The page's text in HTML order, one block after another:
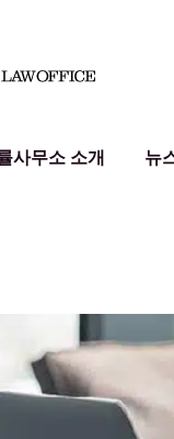
사무소 소개
뉴